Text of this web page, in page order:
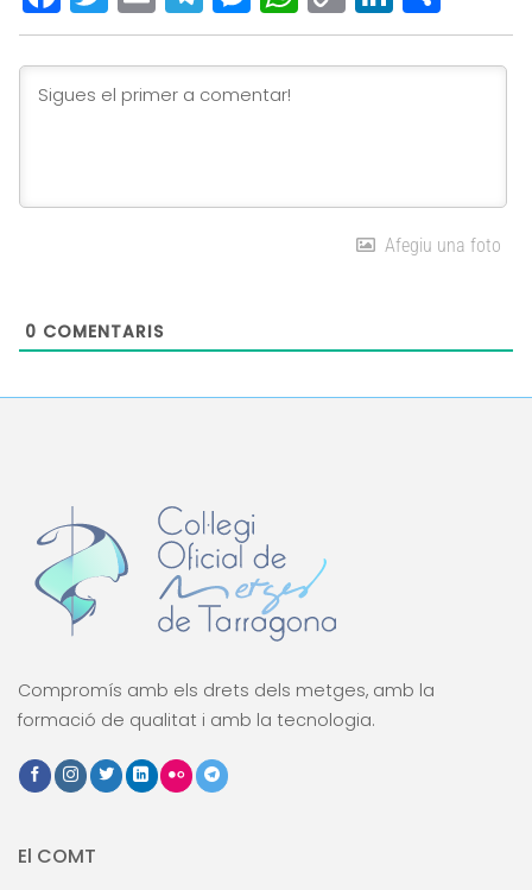
Link
Afegiu una foto
0 COMENTARIS
Compromís amb els drets dels metges, amb la
formació de qualitat i amb la tecnologia.
El COMT